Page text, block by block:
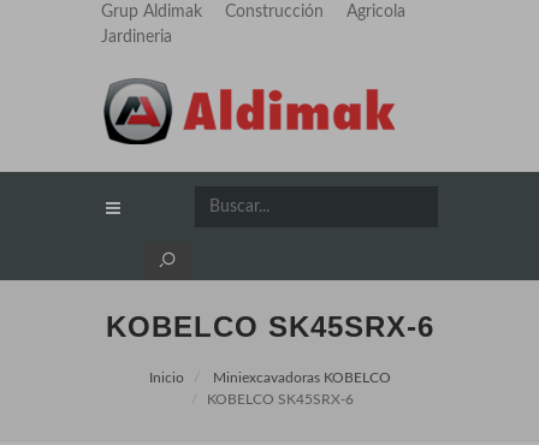
Grup Aldimak Construcción
Agricola
Jardineria
KOBELCO SK45SRX-6
Inicio
Miniexcavadoras KOBELCO
KOBELCO SK45SRX-6